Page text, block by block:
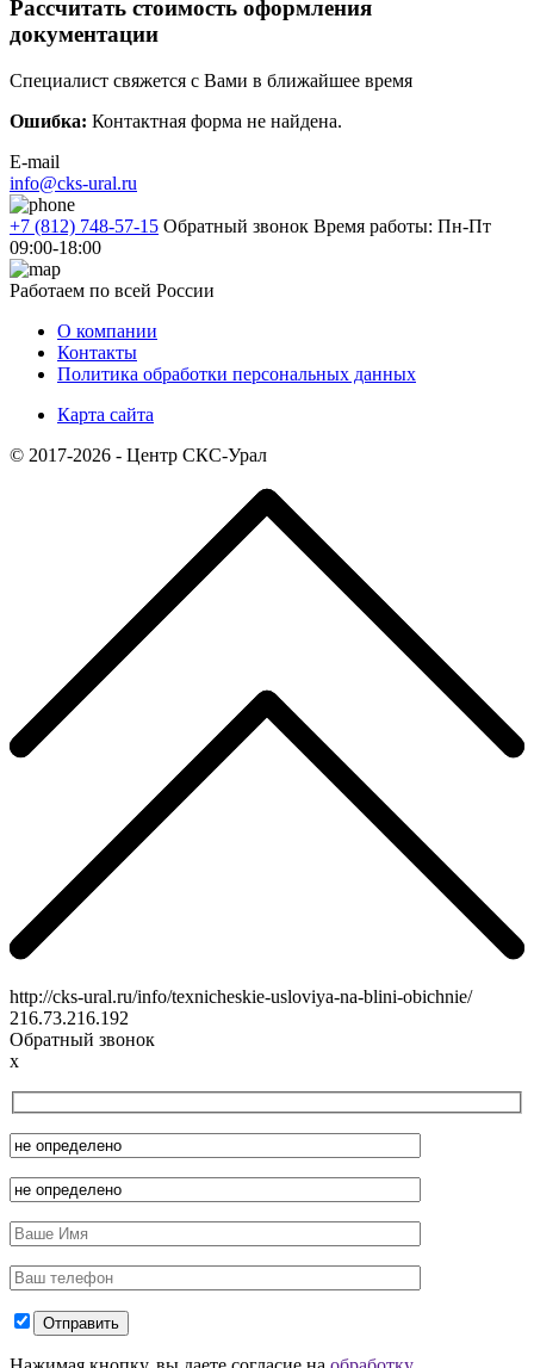
Рассчитать стоимость оформления
документации
Специалист свяжется с Вами в ближайшее время
Ошибка: Контактная форма не найдена.
E-mail
info@cks-ural.ru
+7 (812) 748-57-15 Обратный звонок Время работы: Пн-Пт
09:00-18:00
Работаем по всей России
О компании
Контакты
Политика обработки персональных данных
Карта сайта
© 2017-2026 - Центр СКС-Урал
http://cks-ural.ru/info/texnicheskie-usloviya-na-blini-obichnie/
216.73.216.192
Обратный звонок
x